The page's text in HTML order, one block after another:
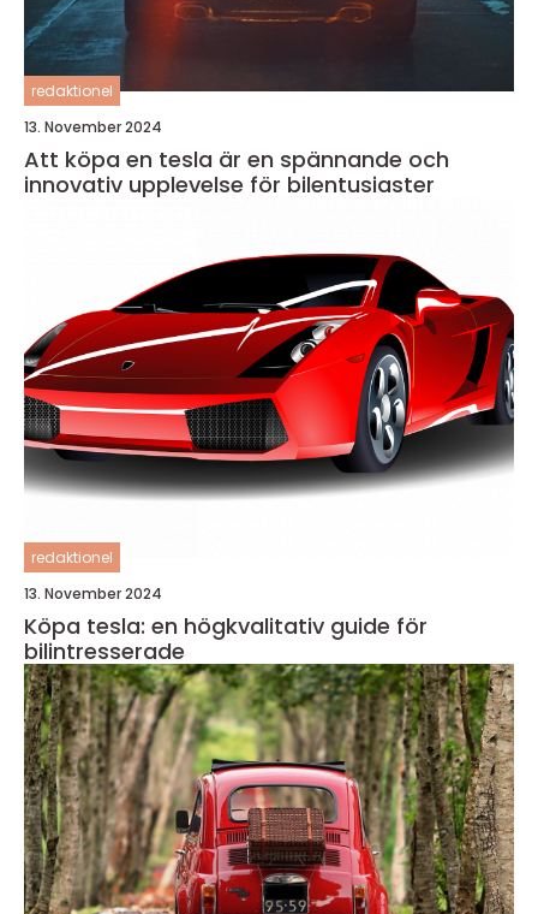
redaktionel
13. November 2024
Att köpa en tesla är en spännande och
innovativ upplevelse för bilentusiaster
redaktionel
13. November 2024
Köpa tesla: en högkvalitativ guide för
bilintresserade